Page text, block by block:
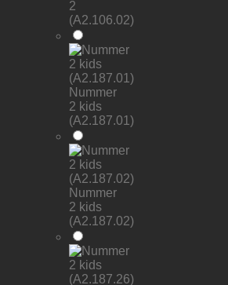
2
(A2.106.02)
Nummer
2 kids
(A2.187.01)
Nummer
2 kids
(A2.187.02)